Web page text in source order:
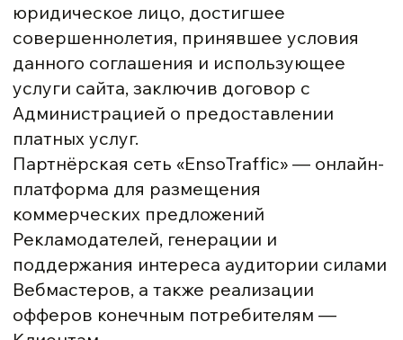
юридическое лицо, достигшее
совершеннолетия, принявшее условия
данного соглашения и использующее
услуги сайта, заключив договор с
Администрацией о предоставлении
платных услуг.
Партнёрская сеть «EnsoTraffic» — онлайн-
платформа для размещения
коммерческих предложений
Рекламодателей, генерации и
поддержания интереса аудитории силами
Вебмастеров, а также реализации
офферов конечным потребителям —